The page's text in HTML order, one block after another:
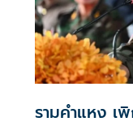
รามคำแหง